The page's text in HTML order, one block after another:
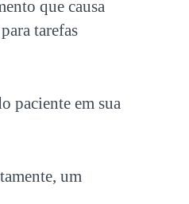
que causa
tarefas
paciente em sua
um